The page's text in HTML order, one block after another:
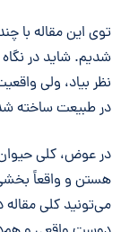
توی این مقاله با
شدیم. شاید در نگاه
نظر بیاد، ولی
در طبیعت ساخته
در عوض، کلی حیوان
هستن و واقعاً
می‌تونید کلی مقاله